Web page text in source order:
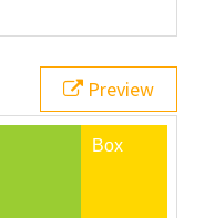
Preview